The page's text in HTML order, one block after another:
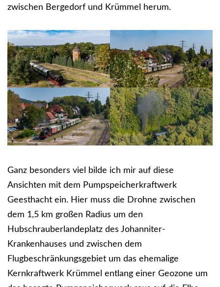
zwischen Bergedorf und Krümmel herum.
Ganz besonders viel bilde ich mir auf diese
Ansichten mit dem Pumpspeicherkraftwerk
Geesthacht ein. Hier muss die Drohne zwischen
dem 1,5 km großen Radius um den
Hubschrauberlandeplatz des Johanniter-
Krankenhauses und zwischen dem
Flugbeschränkungsgebiet um das ehemalige
Kernkraftwerk Krümmel entlang einer Geozone um